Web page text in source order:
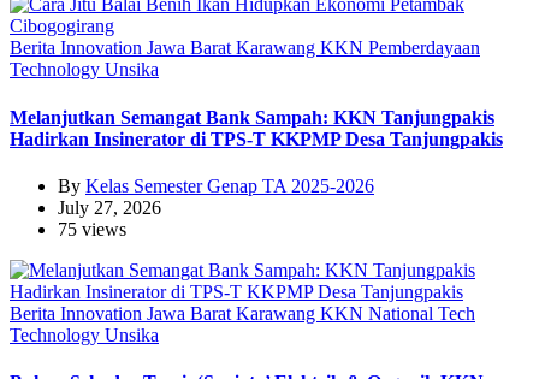
Berita Innovation Jawa Barat Karawang KKN Pemberdayaan
Technology Unsika
Melanjutkan Semangat Bank Sampah: KKN Tanjungpakis
Hadirkan Insinerator di TPS-T KKPMP Desa Tanjungpakis
By Kelas Semester Genap TA 2025-2026
July 27, 2026
75 views
Berita Innovation Jawa Barat Karawang KKN National Tech
Technology Unsika